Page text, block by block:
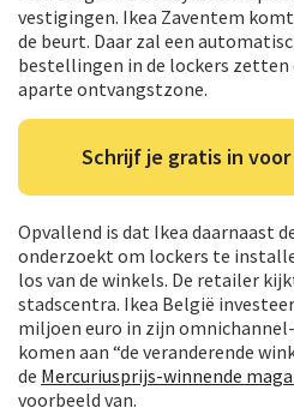
vestigingen. Ikea Zaventem
de beurt. Daar zal een
bestellingen in de lockers
aparte ontvangstzone.
Schrijf je gratis in
Opvallend is dat Ikea daarnaast
onderzoekt om lockers te
los van de winkels. De retailer
stadscentra. Ikea België
miljoen euro in zijn
komen aan “de veranderende
de Mercuriusprijs-winnende
voorbeeld van.